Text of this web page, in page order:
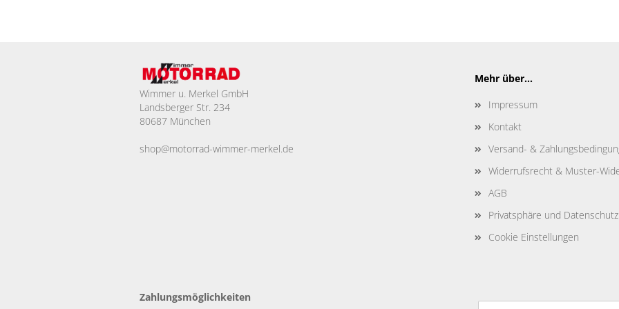
Wimmer u. Merkel GmbH
Landsberger Str. 234
80687 München
shop@motorrad-wimmer-merkel.de
Mehr über...
Impressum
Kontakt
Versand- &
Widerrufsrecht & Muster-
AGB
Privatsphäre und Datenschutz
Cookie Einstellungen
Zahlungsmöglichkeiten